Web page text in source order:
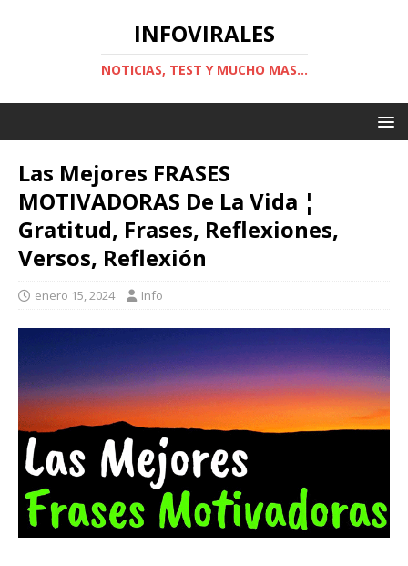
INFOVIRALES
NOTICIAS, TEST Y MUCHO MAS...
Las Mejores FRASES
MOTIVADORAS De La Vida ¦
Gratitud, Frases, Reflexiones,
Versos, Reflexión
enero 15, 2024 Info